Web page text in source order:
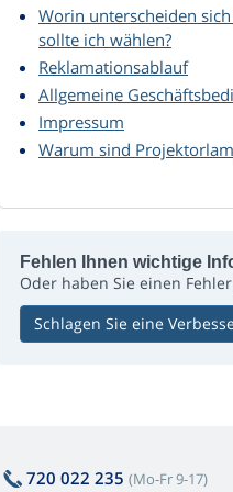
Worin unterscheiden
sollte ich wählen?
Reklamationsablauf
Allgemeine
Impressum
Warum sind
Fehlen Ihnen wichtige
Oder haben Sie einen
Schlagen Sie eine
720 022 235 (Mo-Fr 9-17)